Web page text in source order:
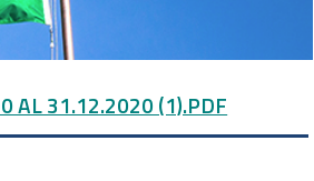
AL 31.12.2020 (1).PDF